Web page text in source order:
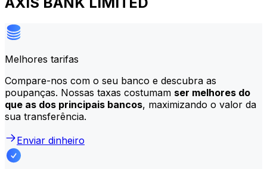
Melhores tarifas
Compare-nos com o seu banco e descubra as
poupanças. Nossas taxas costumam ser melhores do
que as dos principais bancos, maximizando o valor da
sua transferência.
Enviar dinheiro